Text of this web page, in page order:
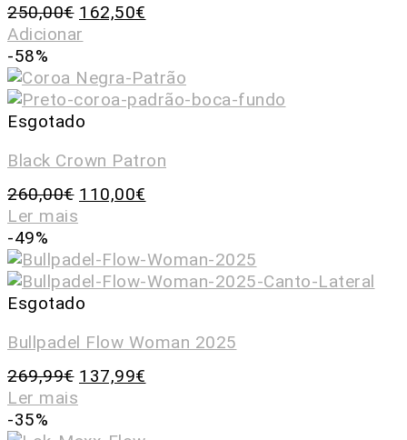
250,00€ 162,50€
Adicionar
-58%
Esgotado
Black Crown Patron
260,00€ 110,00€
Ler mais
-49%
Esgotado
Bullpadel Flow Woman 2025
269,99€ 137,99€
Ler mais
-35%